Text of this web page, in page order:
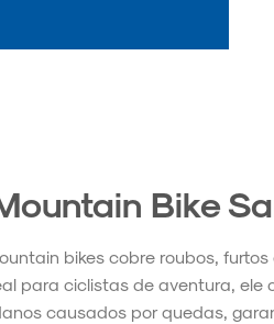
Bike
bikes cobre roubos,
para ciclistas de aventura, ele
causados por quedas,